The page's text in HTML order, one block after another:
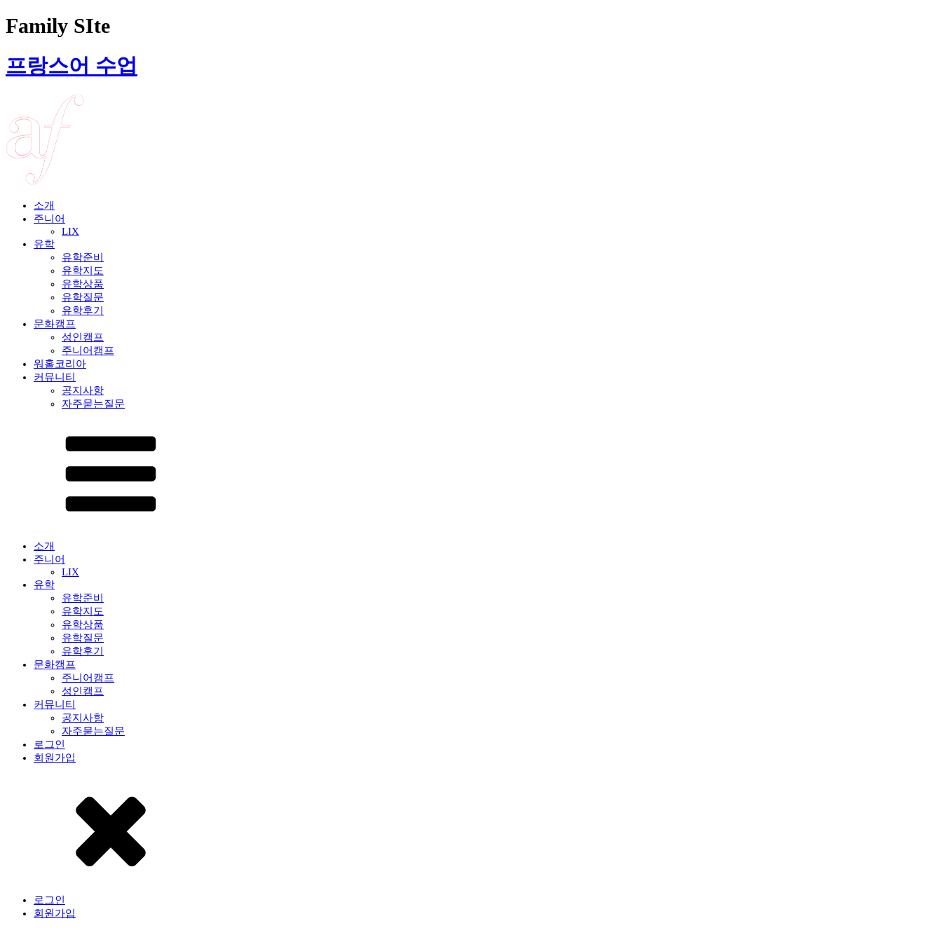
Family SIte
프랑스어 수업
소개
주니어
LIX
유학
유학준비
유학지도
유학상품
유학질문
유학후기
문화캠프
성인캠프
주니어캠프
워홀코리아
커뮤니티
공지사항
자주묻는질문
소개
주니어
LIX
유학
유학준비
유학지도
유학상품
유학질문
유학후기
문화캠프
주니어캠프
성인캠프
커뮤니티
공지사항
자주묻는질문
로그인
회원가입
로그인
회원가입